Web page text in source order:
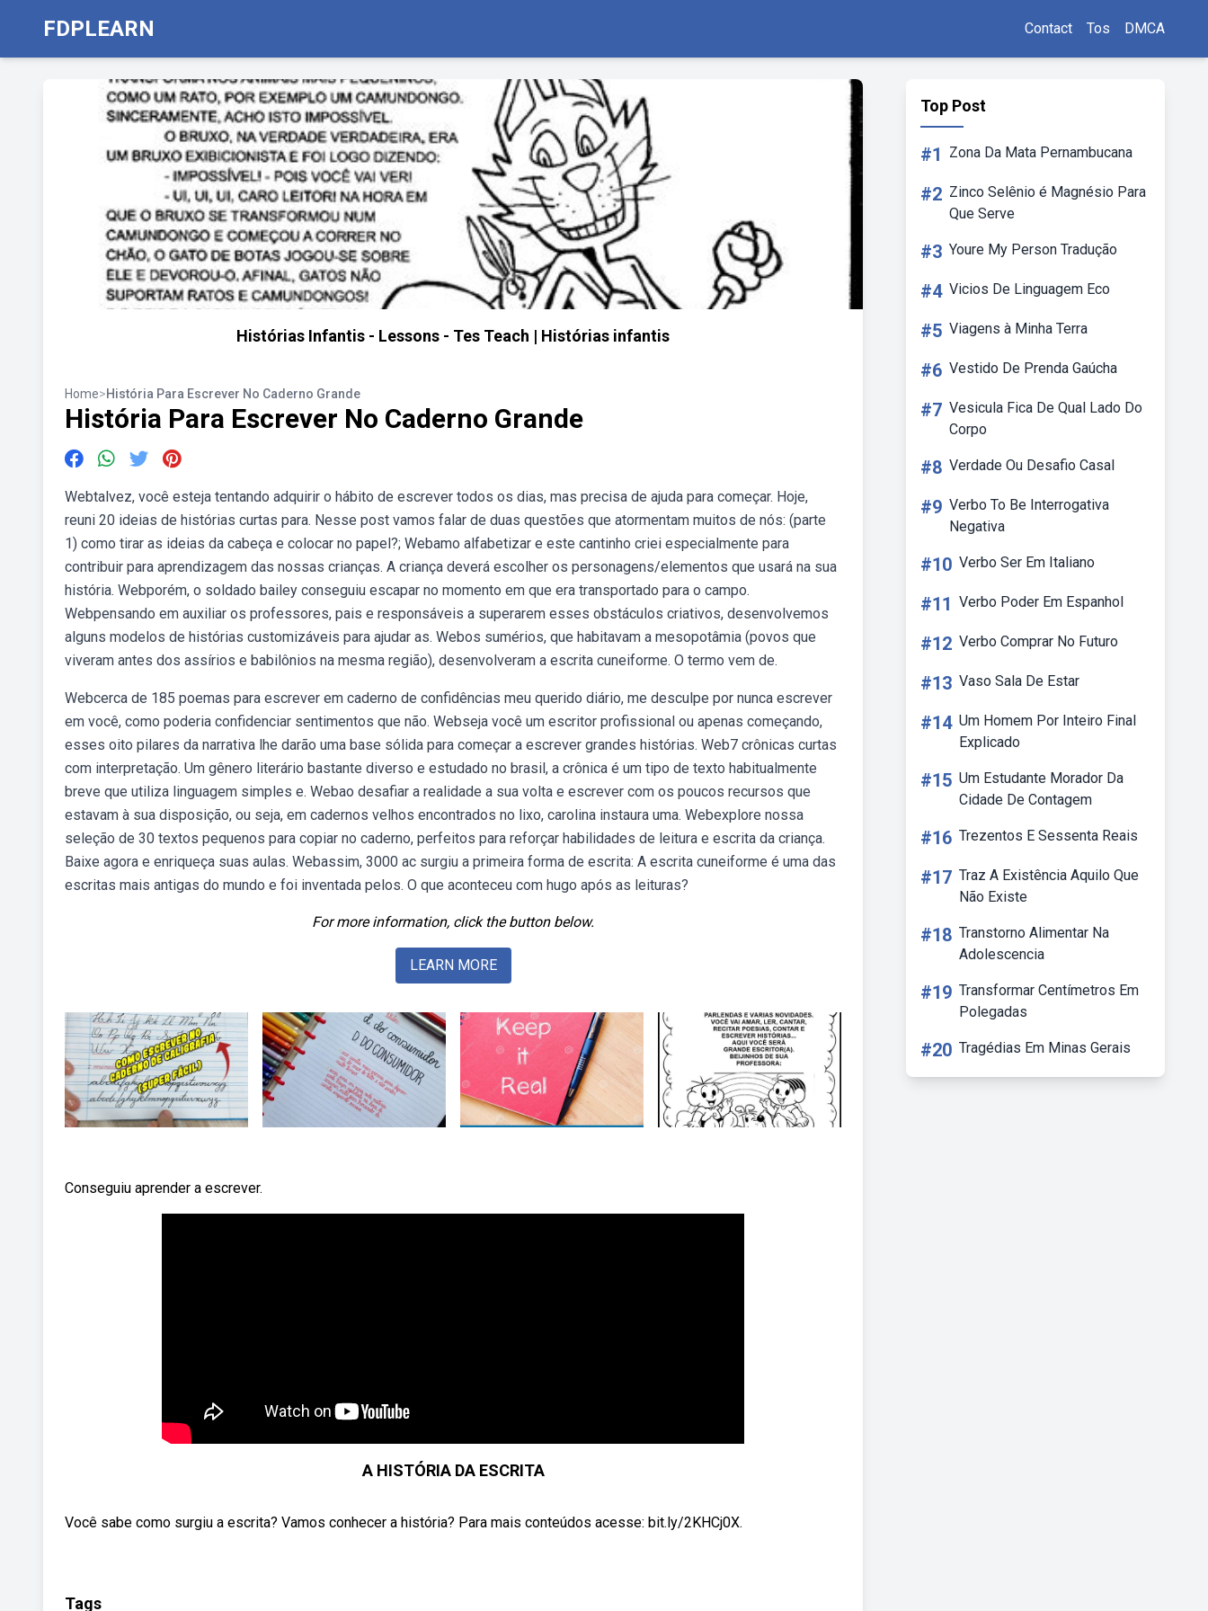
FDPLEARN Contact Tos DMCA
Histórias Infantis - Lessons - Tes Teach | Histórias infantis
Home>História Para Escrever No Caderno Grande
História Para Escrever No Caderno Grande
Webtalvez, você esteja tentando adquirir o hábito de escrever todos os dias, mas precisa de ajuda para começar. Hoje,
reuni 20 ideias de histórias curtas para. Nesse post vamos falar de duas questões que atormentam muitos de nós: (parte
1) como tirar as ideias da cabeça e colocar no papel?; Webamo alfabetizar e este cantinho criei especialmente para
contribuir para aprendizagem das nossas crianças. A criança deverá escolher os personagens/elementos que usará na sua
história. Webporém, o soldado bailey conseguiu escapar no momento em que era transportado para o campo.
Webpensando em auxiliar os professores, pais e responsáveis a superarem esses obstáculos criativos, desenvolvemos
alguns modelos de histórias customizáveis para ajudar as. Webos sumérios, que habitavam a mesopotâmia (povos que
viveram antes dos assírios e babilônios na mesma região), desenvolveram a escrita cuneiforme. O termo vem de.
Webcerca de 185 poemas para escrever em caderno de confidências meu querido diário, me desculpe por nunca escrever
em você, como poderia confidenciar sentimentos que não. Webseja você um escritor profissional ou apenas começando,
esses oito pilares da narrativa lhe darão uma base sólida para começar a escrever grandes histórias. Web7 crônicas curtas
com interpretação. Um gênero literário bastante diverso e estudado no brasil, a crônica é um tipo de texto habitualmente
breve que utiliza linguagem simples e. Webao desafiar a realidade a sua volta e escrever com os poucos recursos que
estavam à sua disposição, ou seja, em cadernos velhos encontrados no lixo, carolina instaura uma. Webexplore nossa
seleção de 30 textos pequenos para copiar no caderno, perfeitos para reforçar habilidades de leitura e escrita da criança.
Baixe agora e enriqueça suas aulas. Webassim, 3000 ac surgiu a primeira forma de escrita: A escrita cuneiforme é uma das
escritas mais antigas do mundo e foi inventada pelos. O que aconteceu com hugo após as leituras?
For more information, click the button below.
LEARN MORE
Conseguiu aprender a escrever.
A HISTÓRIA DA ESCRITA
Você sabe como surgiu a escrita? Vamos conhecer a história? Para mais conteúdos acesse: bit.ly/2KHCj0X.
Tags
Top Post
#1 Zona Da Mata Pernambucana
#2 Zinco Selênio é Magnésio Para
Que Serve
#3 Youre My Person Tradução
#4 Vicios De Linguagem Eco
#5 Viagens à Minha Terra
#6 Vestido De Prenda Gaúcha
#7 Vesicula Fica De Qual Lado Do
Corpo
#8 Verdade Ou Desafio Casal
#9 Verbo To Be Interrogativa
Negativa
#10 Verbo Ser Em Italiano
#11 Verbo Poder Em Espanhol
#12 Verbo Comprar No Futuro
#13 Vaso Sala De Estar
#14 Um Homem Por Inteiro Final
Explicado
#15 Um Estudante Morador Da
Cidade De Contagem
#16 Trezentos E Sessenta Reais
#17 Traz A Existência Aquilo Que
Não Existe
#18 Transtorno Alimentar Na
Adolescencia
#19 Transformar Centímetros Em
Polegadas
#20 Tragédias Em Minas Gerais